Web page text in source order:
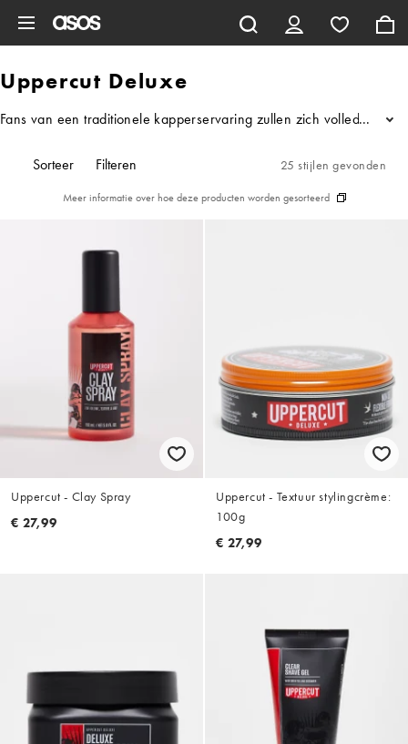
Uppercut Deluxe
Fans van een traditionele kapperservaring zullen zich volledig
...
Sorteer Filteren 25 stijlen gevonden
Meer informatie over hoe deze producten worden gesorteerd
Uppercut - Clay Spray
€ 27,99
Uppercut - Textuur stylingcrème:
100g
€ 27,99